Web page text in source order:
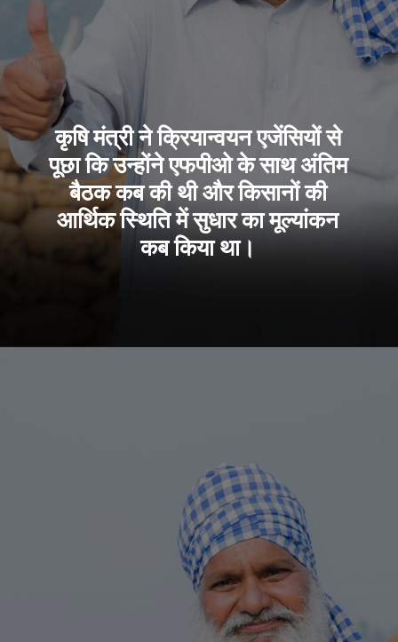
कृषि मंत्री ने क्रियान्वयन एजेंसियों से
पूछा कि उन्होंने एफपीओ के साथ अंतिम
बैठक कब की थी और किसानों की
आर्थिक स्थिति में सुधार का मूल्यांकन
कब किया था।